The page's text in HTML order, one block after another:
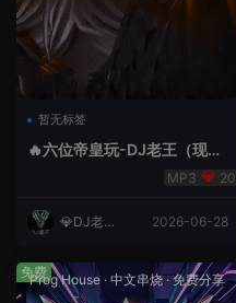
暂无标签
🔥六位帝皇玩-DJ老王（现场
20
💎DJ老王
2026-06-28
Prog House · 中文串烧·免费分享
免费